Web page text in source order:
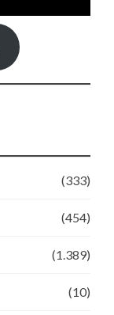
(333)
(454)
(1.389)
(10)